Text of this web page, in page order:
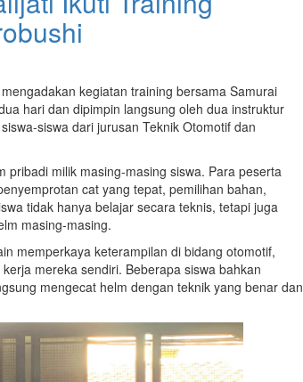
kegiatan training bersama Samurai
hari dan dipimpin langsung oleh dua instruktur
siswa dari jurusan Teknik Otomotif dan
pribadi milik masing-masing siswa. Para peserta
cat yang tepat, pemilihan bahan,
tidak hanya belajar secara teknis, tetapi juga
masing-masing.
memperkaya keterampilan di bidang otomotif,
mereka sendiri. Beberapa siswa bahkan
mengecat helm dengan teknik yang benar dan